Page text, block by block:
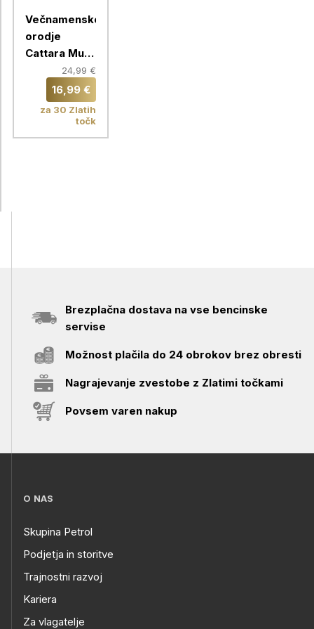
Večnamensko
orodje
Cattara Multi
Axe 13262,
15v1, 17,5cm
24,99 €
16,99 €
za 30 Zlatih
točk
Brezplačna dostava na vse bencinske
servise
Možnost plačila do 24 obrokov brez obresti
Nagrajevanje zvestobe z Zlatimi točkami
Povsem varen nakup
O NAS
Skupina Petrol
Podjetja in storitve
Trajnostni razvoj
Kariera
Za vlagatelje